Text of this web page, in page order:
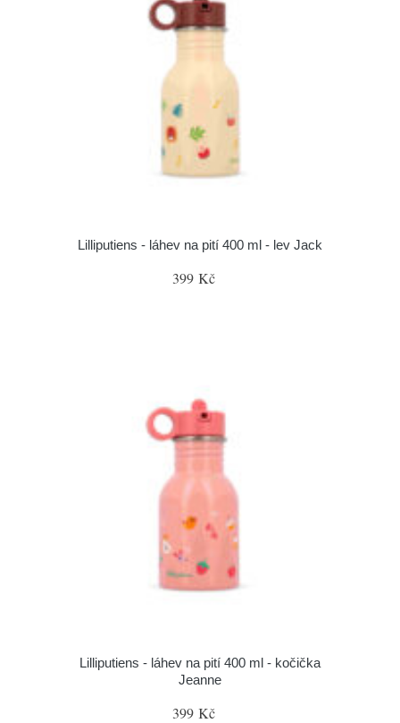
Lilliputiens - láhev na pití 400 ml - lev Jack
399 Kč
Lilliputiens - láhev na pití 400 ml - kočička
Jeanne
399 Kč